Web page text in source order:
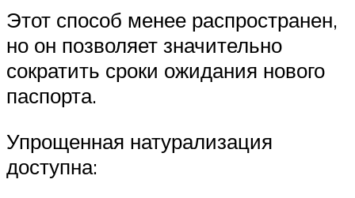
Этот способ менее распространен,
но он позволяет значительно
сократить сроки ожидания нового
паспорта.
Упрощенная натурализация
доступна: